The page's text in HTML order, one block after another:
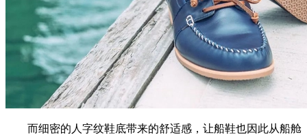
而细密的人字纹鞋底带来的舒适感，让船鞋也因此从船舱